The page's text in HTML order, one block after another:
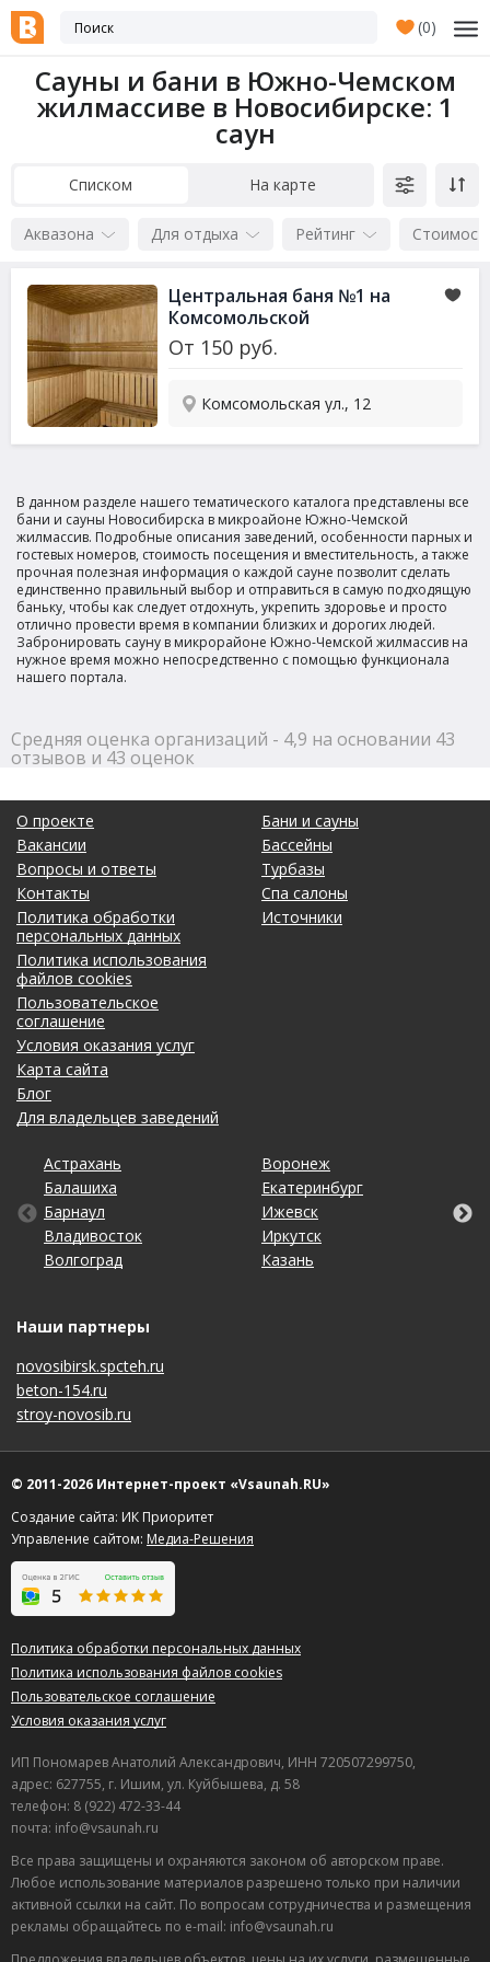
(0)
Сауны и бани в Южно-Чемском
жилмассиве в Новосибирске: 1
саун
Списком На карте
Аквазона Для отдыха Рейтинг
Центральная баня №1 на
Комсомольской
От 150 руб.
Комсомольская ул., 12
В данном разделе нашего тематического каталога представлены все
бани и сауны Новосибирска в микроайоне Южно-Чемской
жилмассив. Подробные описания заведений, особенности парных и
гостевых номеров, стоимость посещения и вместительность, а также
прочная полезная информация о каждой сауне позволит сделать
единственно правильный выбор и отправиться в самую подходящую
баньку, чтобы как следует отдохнуть, укрепить здоровье и просто
отлично провести время в компании близких и дорогих людей.
Забронировать сауну в микрорайоне Южно-Чемской жилмассив на
нужное время можно непосредственно с помощью функционала
нашего портала.
Средняя оценка организаций - 4,9 на основании 43
отзывов и 43 оценок
О проекте
Вакансии
Вопросы и ответы
Контакты
Политика обработки
персональных данных
Политика использования
файлов cookies
Пользовательское
соглашение
Условия оказания услуг
Карта сайта
Блог
Для владельцев заведений
Бани и сауны
Бассейны
Турбазы
Спа салоны
Источники
Астрахань
Балашиха
Барнаул
Владивосток
Волгоград
Воронеж
Екатеринбург
Ижевск
Иркутск
Казань
Калининград
Кемерово
Киров
Краснодар
Красноярск
Липецк
Махачкала
Москва
Набережные Челны
Нижний Новгород
Омск
Оренбург
Пенза
Пермь
Ростов-на-Дону
Рязань
Самара
Санкт-Петербург
Саратов
Ставрополь
Тольятти
Томск
Тула
Тюмень
Ульяновск
Уфа
Хабаровск
Чебоксары
Челябинск
Ярославль
Наши партнеры
novosibirsk.spcteh.ru
beton-154.ru
stroy-novosib.ru
© 2011-2026 Интернет-проект «Vsaunah.RU»
Создание сайта: ИК Приоритет
Управление сайтом: Медиа-Решения
Политика обработки персональных данных
Политика использования файлов cookies
Пользовательское соглашение
Условия оказания услуг
ИП Пономарев Анатолий Александрович, ИНН 720507299750,
адрес: 627755, г. Ишим, ул. Куйбышева, д. 58
телефон: 8 (922) 472-33-44
почта: info@vsaunah.ru
Все права защищены и охраняются законом об авторском праве.
Любое использование материалов разрешено только при наличии
активной ссылки на сайт. По вопросам сотрудничества и размещения
рекламы обращайтесь по e-mail: info@vsaunah.ru